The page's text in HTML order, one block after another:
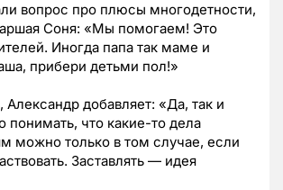
вопрос про плюсы многодетности,
Соня: «Мы помогаем! Это
Иногда папа так маме и
прибери детьми пол!»
добавляет: «Да, так и
понимать, что какие-то дела
можно только в том случае, если
Заставлять — идея